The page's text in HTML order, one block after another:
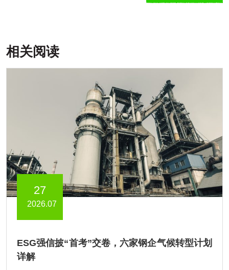
相关阅读
27
2026.07
ESG强信披“首考”交卷，六家钢企气候转型计划
详解